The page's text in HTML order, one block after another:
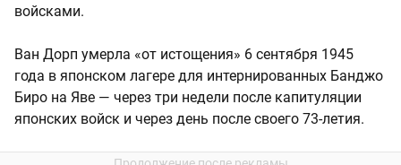
войсками.
Ван Дорп умерла «от истощения» 6 сентября 1945
года в японском лагере для интернированных Банджо
Биро на Яве — через три недели после капитуляции
японских войск и через день после своего 73-летия.